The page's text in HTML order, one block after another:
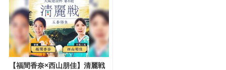
【福間香奈×西山朋佳】清麗戦